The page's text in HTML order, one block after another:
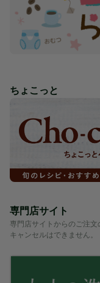
ちょこっと
専門店サイト
専門店サイトからのご注
キャンセルはできません。